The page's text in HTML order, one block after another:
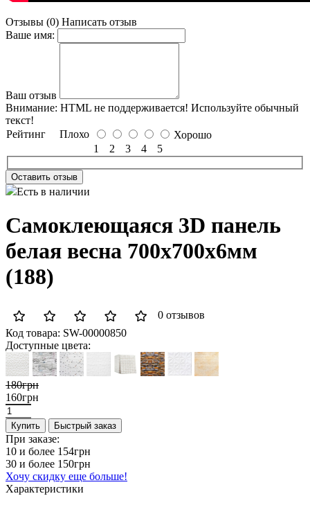
Отзывы (0) Написать отзыв
Ваше имя:
Ваш отзыв
Внимание: HTML не поддерживается! Используйте обычный
текст!
Рейтинг Плохо
Хорошо
1
2 3 4 5
Оставить отзыв
Есть в наличии
Самоклеющаяся 3D панель
белая весна 700x700x6мм
(188)
0 отзывов
Код товара: SW-00000850
Доступные цвета:
180грн
160грн
Купить Быстрый заказ
При заказе:
10 и более 154грн
30 и более 150грн
Хочу скидку еще больше!
Характеристики